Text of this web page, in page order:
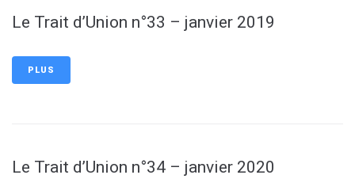
Le Trait d’Union n°33 – janvier 2019
PLUS
Le Trait d’Union n°34 – janvier 2020